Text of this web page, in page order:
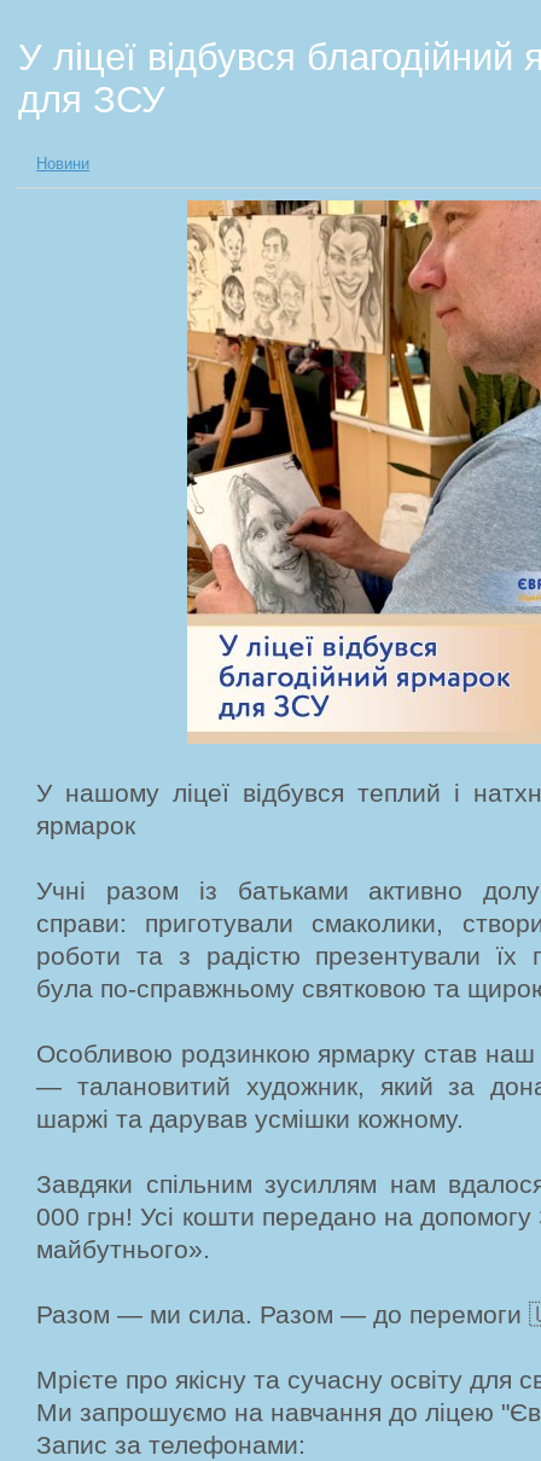
У ліцеї відбувся благодійний
для ЗСУ
Новини
У нашому ліцеї відбувся теплий і
ярмарок
Учні разом із батьками активно
справи: приготували смаколики,
роботи та з радістю презентували їх
була по-справжньому святковою та
Особливою родзинкою ярмарку став наш
— талановитий художник, який за
шаржі та дарував усмішки кожному.
Завдяки спільним зусиллям нам
000 грн! Усі кошти передано на
майбутнього».
Разом — ми сила. Разом — до
Мрієте про якісну та сучасну освіту для
Ми запрошуємо на навчання до ліцею
Запис за телефонами: